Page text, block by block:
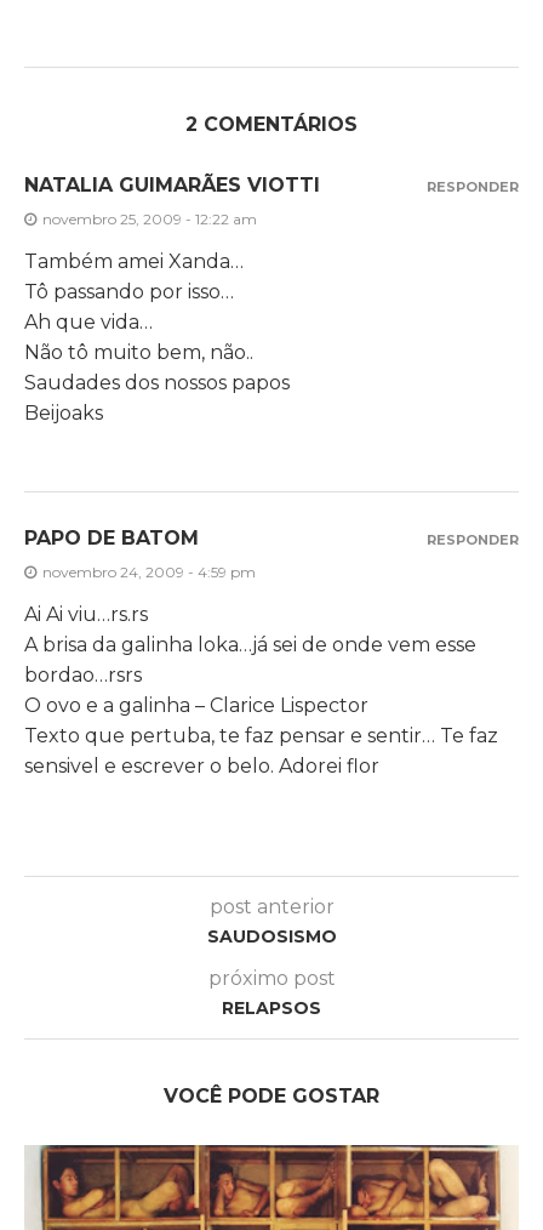
2 COMENTÁRIOS
NATALIA GUIMARÃES VIOTTI
novembro 25, 2009 - 12:22 am
Também amei Xanda…
Tô passando por isso…
Ah que vida…
Não tô muito bem, não..
Saudades dos nossos papos
Beijoaks
RESPONDER
PAPO DE BATOM
novembro 24, 2009 - 4:59 pm
Ai Ai viu…rs.rs
A brisa da galinha loka…já sei de onde vem esse
bordao…rsrs
O ovo e a galinha – Clarice Lispector
Texto que pertuba, te faz pensar e sentir… Te faz
sensivel e escrever o belo. Adorei flor
RESPONDER
post anterior
SAUDOSISMO
próximo post
RELAPSOS
VOCÊ PODE GOSTAR